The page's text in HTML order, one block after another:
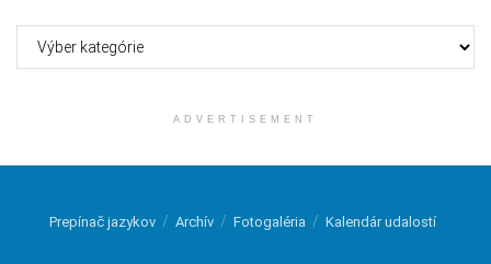
ADVERTISEMENT
Prepínač jazykov Archív Fotogaléria Kalendár udalostí